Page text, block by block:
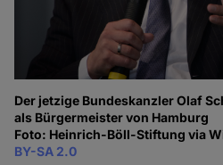
Der jetzige Bundeskanzler Olaf
als Bürgermeister von Hamburg
Foto: Heinrich-Böll-Stiftung via
BY-SA 2.0